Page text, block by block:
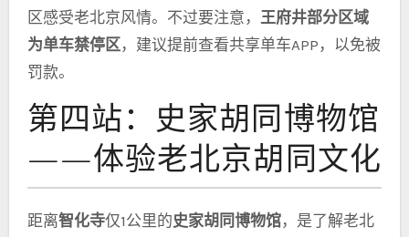
区感受老北京风情。不过要注意， 王府井部分区域
为单车禁停区，建议提前查看共享单车APP，以免被
罚款。
第四站：史家胡同博物馆
——体验老北京胡同文化
距离智化寺仅1公里的史家胡同博物馆，是了解老北